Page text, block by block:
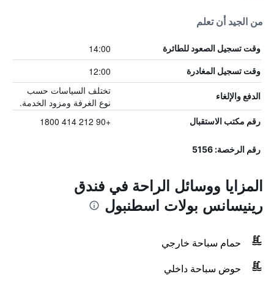
من الجيد أن تعلم
وقت تسجيل الصعود للطائرة 14:00
وقت تسجيل المغادرة 12:00
الدفع والإلغاء
تختلف السياسات حسب
نوع الغرفة ومزود الخدمة.
رقم مكتب الاستقبال +90 212 414 1800
رقم الرخصة: 5156
المزايا ووسائل الراحة في فندق
رينيسانس بولات اسطنبول
حمام سباحة خارجي
حوض سباحة داخلي